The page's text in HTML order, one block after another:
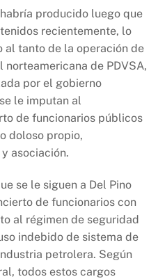
producido luego que
recientemente, lo
al tanto de la operación de
de PDVSA,
por el gobierno
le imputan al
de funcionarios públicos
doloso propio,
asociación.
se le siguen a Del Pino
de funcionarios con
al régimen de seguridad
indebido de sistema de
petrolera. Según
todos estos cargos